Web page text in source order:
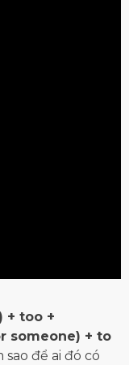
+ too +
someone) + to
sao để ai đó có